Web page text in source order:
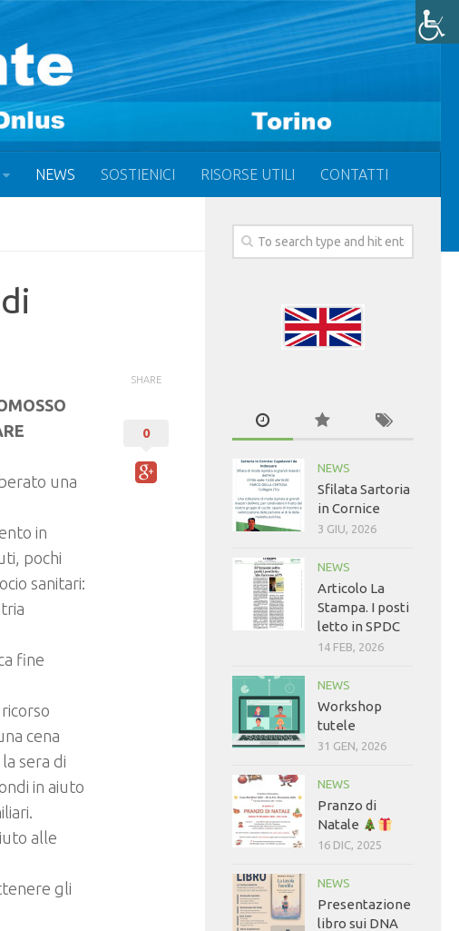
NEWS SOSTIENICI RISORSE UTILI CONTATTI
una
in
pochi
sanitari:
fine
cena
sera di
in aiuto
alle
gli
SHARE
0
NEWS
Sfilata Sartoria
in Cornice
3 GIU, 2026
NEWS
Articolo La
Stampa. I posti
letto in SPDC
14 FEB, 2026
NEWS
Workshop
tutele
31 GEN, 2026
NEWS
Pranzo di
Natale
16 DIC, 2025
NEWS
Presentazione
libro sui DNA